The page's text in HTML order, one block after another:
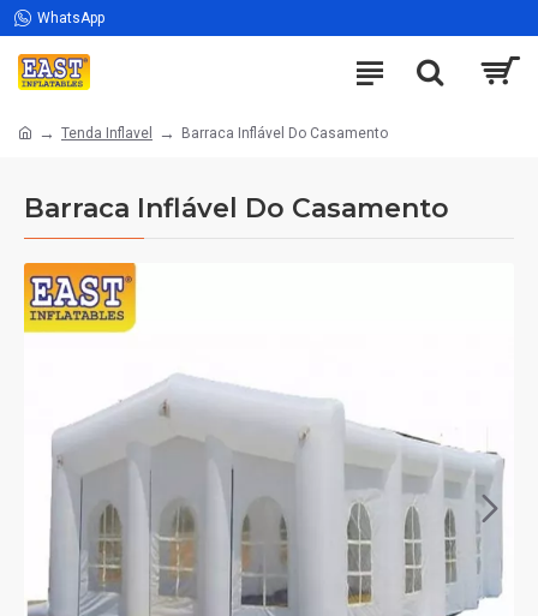
WhatsApp
Tenda Inflavel Barraca Inflável Do Casamento
Barraca Inflável Do Casamento